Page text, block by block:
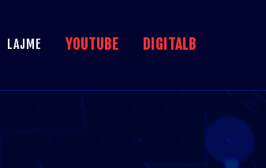
LAJME YOUTUBE DIGITALB